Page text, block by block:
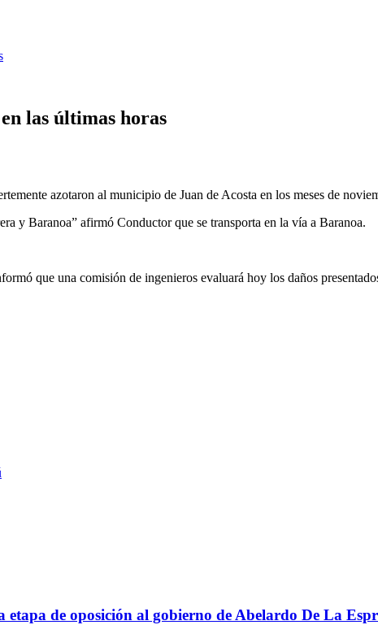
las últimas horas
azotaron al municipio de Juan de Acosta en los meses de
y Baranoa” afirmó Conductor que se transporta en la vía a Baranoa.
que una comisión de ingenieros evaluará hoy los daños
de oposición al gobierno de Abelardo De La